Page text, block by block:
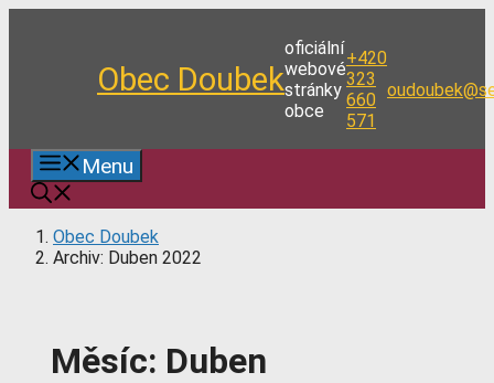
Obec Doubek
oficiální
webové
stránky
obce
+420
323
660
571
Menu
Obec Doubek
Archiv: Duben 2022
Měsíc: Duben